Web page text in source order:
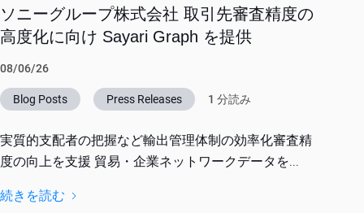
ソニーグループ株式会社 取引先審査精度の
高度化に向け Sayari Graph を提供
08/06/26
Blog Posts Press Releases 1 分読み
実質的支配者の把握など輸出管理体制の効率化審査精
度の向上を支援 貿易・企業ネットワークデータを...
続きを読む